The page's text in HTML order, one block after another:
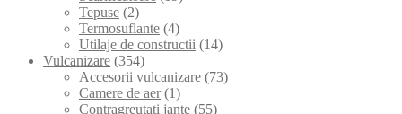
Tepuse (2)
Termosuflante (4)
Utilaje de constructii (14)
Vulcanizare (354)
Accesorii vulcanizare (73)
Camere de aer (1)
Contragreutati jante (55)